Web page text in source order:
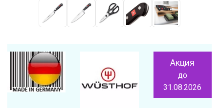
Акция
до
31.08.2026